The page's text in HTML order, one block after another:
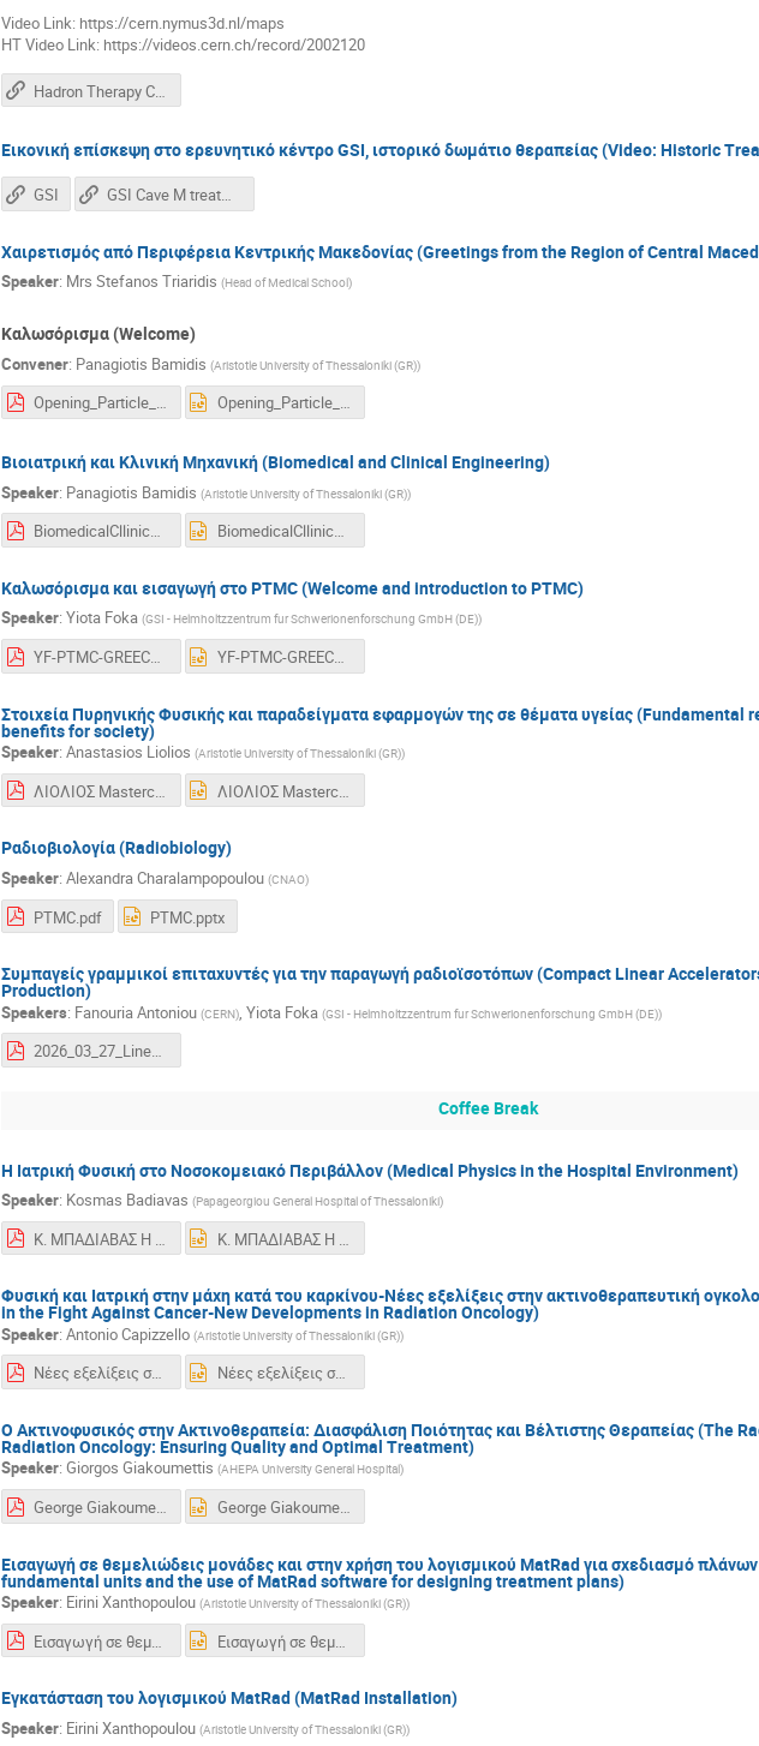
Video Link: https://cern.nymus3d.nl/maps
HT Video Link: https://videos.cern.ch/record/2002120
Εικονική επίσκεψη στο ερευνητικό κέντρο GSI, ιστορικό δωμάτιο θεραπείας (Video: Historic
GSI
GSI Cave M treatment room
Χαιρετισμός από Περιφέρεια Κεντρικής Μακεδονίας (Greetings from the Region of Central
Speaker: Mrs Stefanos Triaridis (Head of Medical School)
Καλωσόρισμα (Welcome)
Convener: Panagiotis Bamidis (Aristotle University of Thessaloniki (GR))
Opening_Particle_Therapy_MasterClasses-short.pdf Opening_Particle_Therapy_MasterClasses-short.pptx
Βιοιατρική και Κλινική Μηχανική (Biomedical and Clinical Engineering)
Speaker: Panagiotis Bamidis (Aristotle University of Thessaloniki (GR))
BiomedicalCllinicalEngineering2025-Feb2025.pdf BiomedicalCllinicalEngineering2025-Feb2025.pptx
Καλωσόρισμα και εισαγωγή στο PTMC (Welcome and introduction to PTMC)
Speaker: Yiota Foka (GSI - Helmholtzzentrum fur Schwerionenforschung GmbH (DE))
YF-PTMC-GREECE-1april2026-asGiven-UPDATED.pdf YF-PTMC-GREECE-1april2026-asGiven-UPDATED.pptx
Στοιχεία Πυρηνικής Φυσικής και παραδείγματα εφαρμογών της σε θέματα υγείας (Fundamental
benefits for society)
Speaker: Anastasios Liolios (Aristotle University of Thessaloníki (GR))
ΛΙΟΛΙΟΣ Masterclass 2025.pdf ΛΙΟΛΙΟΣ Masterclass 2025.pptx
Ραδιοβιολογία (Radiobiology)
Speaker: Alexandra Charalampopoulou (CNAO)
PTMC.pdf PTMC.pptx
Συμπαγείς γραμμικοί επιταχυντές για την παραγωγή ραδιοϊσοτόπων (Compact Linear
Production)
Speakers: Fanouria Antoniou (CERN), Yiota Foka (GSI - Helmholtzzentrum fur Schwerionenforschung GmbH (DE))
2026_03_27_Linear_Accelerators_medical_applications.pdf
Coffee Break
Η Ιατρική Φυσική στο Νοσοκομειακό Περιβάλλον (Medical Physics in the Hospital Environment)
Speaker: Kosmas Badiavas (Papageorgiou General Hospital of Thessaloniki)
Κ. ΜΠΑΔΙΑΒΑΣ Η Ιατρική Φυσική στο Νοσοκομειακό Περιβάλλον 010426 new.pdf Κ. ΜΠΑΔΙΑΒΑΣ Η Ιατρική Φυσική στο Νοσοκομειακό Περιβάλλον 010426 new.pptx
Φυσική και Ιατρική στην μάχη κατά του καρκίνου-Νέες εξελίξεις στην ακτινοθεραπευτική
in the Fight Against Cancer-New Developments in Radiation Oncology)
Speaker: Antonio Capizzello (Aristotle University of Thessaloniki (GR))
Νέες εξελίξεις στην ακτινοθεραπευτική ογκολογία 2025.pdf Νέες εξελίξεις στην ακτινοθεραπευτική ογκολογία 2025.pptx
Ο Ακτινοφυσικός στην Ακτινοθεραπεία: Διασφάλιση Ποιότητας και Βέλτιστης Θεραπείας (The
Radiation Oncology: Ensuring Quality and Optimal Treatment)
Speaker: Giorgos Giakoumettis (AHEPA University General Hospital)
George Giakoumettis Ο Ακτινοφυσικός στην Ακτινοθεραπεία Διασφάλιση Ποιότητας και Βέλτιστης Θεραπείας.pdf George Giakoumettis Ο Ακτινοφυσικός στην Ακτινοθεραπεία Διασφάλιση Ποιότητας και Βέλτιστης Θεραπείας.pptx
Εισαγωγή σε θεμελιώδεις μονάδες και στην χρήση του λογισμικού MatRad για σχεδιασμό
fundamental units and the use of MatRad software for designing treatment plans)
Speaker: Eirini Xanthopoulou (Aristotle University of Thessaloniki (GR))
Εισαγωγή σε θεμελιώδεις μονάδες και στην χρήση του λογισμικού MatRad για σχεδιασμό πλάνων θεραπείας -ΕΞ.pdf Εισαγωγή σε θεμελιώδεις μονάδες και στην χρήση του λογισμικού MatRad για σχεδιασμό πλάνων θεραπείας -ΕΞ.pptx
Εγκατάσταση του λογισμικού MatRad (MatRad Installation)
Speaker: Eirini Xanthopoulou (Aristotle University of Thessaloniki (GR))